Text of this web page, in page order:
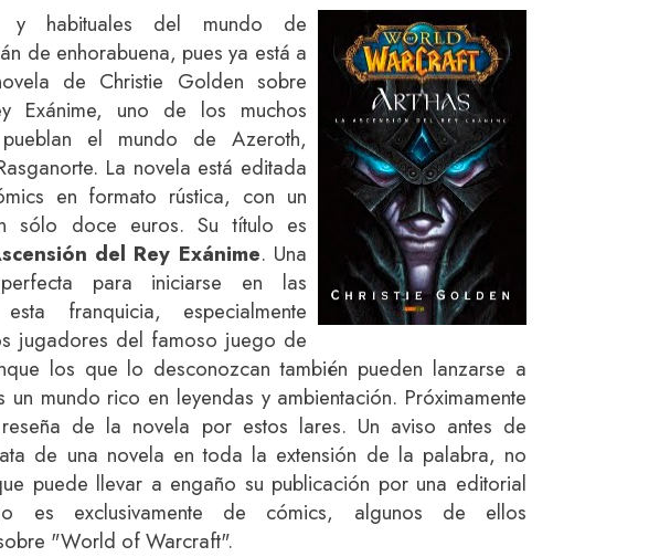
y habituales del mundo de
de enhorabuena, pues ya está a
de Christie Golden sobre
Exánime, uno de los muchos
el mundo de Azeroth,
La novela está editada
en formato rústica, con un
sólo doce euros. Su título es
del Rey Exánime. Una
para iniciarse en las
franquicia, especialmente
jugadores del famoso juego de
los que lo desconozcan también pueden lanzarse a
un mundo rico en leyendas y ambientación. Próximamente
de la novela por estos lares. Un aviso antes de
de una novela en toda la extensión de la palabra, no
puede llevar a engaño su publicación por una editorial
es exclusivamente de cómics, algunos de ellos
"World of Warcraft".